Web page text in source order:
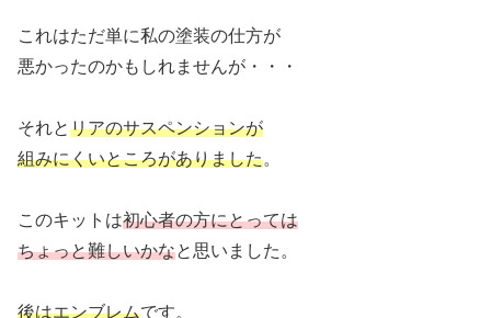
これはただ単に私の塗装の仕方が
悪かったのかもしれませんが・・・
それとリアのサスペンションが
組みにくいところがありました。
このキットは初心者の方にとっては
ちょっと難しいかなと思いました。
後はエンブレムです。